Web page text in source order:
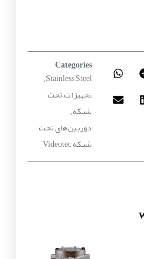
Categories
Stainless Steel
تجهیزات تحت
شبکه
دوربین‌های تحت
شبکه Videotec